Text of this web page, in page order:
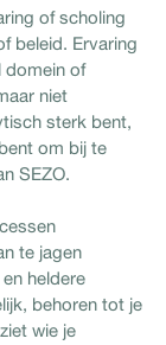
of scholing
beleid. Ervaring
domein of
niet
sterk bent,
om bij te
SEZO.
te jagen
heldere
behoren tot je
wie je